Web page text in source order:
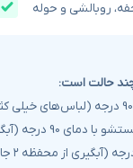
روبالشی و حوله
حالت است: